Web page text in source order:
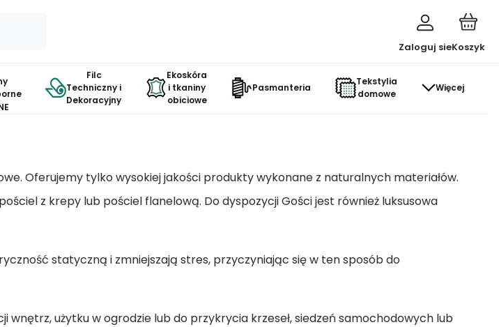
Zaloguj sieKoszyk
Filc
Techniczny i
Dekoracyjny
Ekoskóra
i tkaniny
obiciowe
Pasmanteria
Tekstylia
domowe
Więcej
Oferujemy tylko wysokiej jakości produkty wykonane z naturalnych materiałów.
z krepy lub pościel flanelową. Do dyspozycji Gości jest również luksusowa
statyczną i zmniejszają stres, przyczyniając się w ten sposób do
użytku w ogrodzie lub do przykrycia krzeseł, siedzeń samochodowych lub